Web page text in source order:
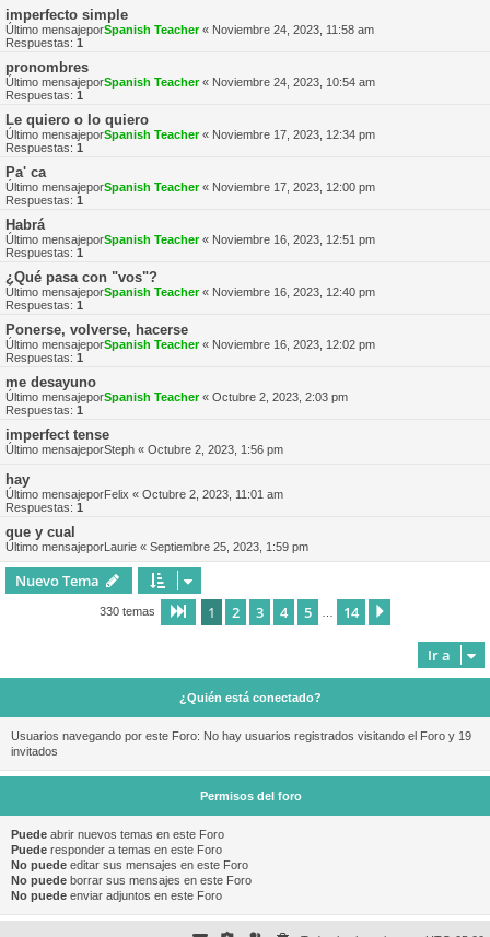
imperfecto simple
Último mensajeporSpanish Teacher« Noviembre 24, 2023, 11:58 am
Respuestas: 1
pronombres
Último mensajeporSpanish Teacher« Noviembre 24, 2023, 10:54 am
Respuestas: 1
Le quiero o lo quiero
Último mensajeporSpanish Teacher« Noviembre 17, 2023, 12:34 pm
Respuestas: 1
Pa' ca
Último mensajeporSpanish Teacher« Noviembre 17, 2023, 12:00 pm
Respuestas: 1
Habrá
Último mensajeporSpanish Teacher« Noviembre 16, 2023, 12:51 pm
Respuestas: 1
¿Qué pasa con "vos"?
Último mensajeporSpanish Teacher« Noviembre 16, 2023, 12:40 pm
Respuestas: 1
Ponerse, volverse, hacerse
Último mensajeporSpanish Teacher« Noviembre 16, 2023, 12:02 pm
Respuestas: 1
me desayuno
Último mensajeporSpanish Teacher« Octubre 2, 2023, 2:03 pm
Respuestas: 1
imperfect tense
Último mensajeporSteph « Octubre 2, 2023, 1:56 pm
hay
Último mensajeporFelix « Octubre 2, 2023, 11:01 am
Respuestas: 1
que y cual
Último mensajeporLaurie « Septiembre 25, 2023, 1:59 pm
Nuevo Tema
330 temas Página de 14
1 2 3 4 5 14
Ir a
¿Quién está conectado?
Usuarios navegando por este Foro: No hay usuarios registrados visitando el Foro y 19
invitados
Permisos del foro
Puede abrir nuevos temas en este Foro
Puede responder a temas en este Foro
No puede editar sus mensajes en este Foro
No puede borrar sus mensajes en este Foro
No puede enviar adjuntos en este Foro